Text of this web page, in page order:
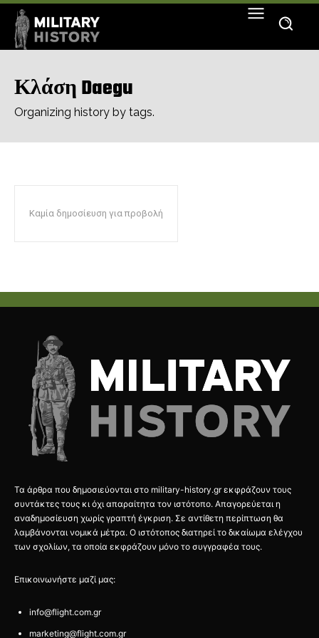
Κλάση Daegu
Organizing history by tags.
Καμία δημοσίευση για προβολή
Τα άρθρα που δημοσιεύονται στο military-history.gr εκφράζουν τους
συντάκτες τους κι όχι απαραίτητα τον ιστότοπο. Απαγορεύεται η
αναδημοσίευση χωρίς γραπτή έγκριση. Σε αντίθετη περίπτωση θα
λαμβάνονται νομικά μέτρα. Ο ιστότοπος διατηρεί το δικαίωμα ελέγχου
των σχολίων, τα οποία εκφράζουν μόνο το συγγραφέα τους.
Επικοινωνήστε μαζί μας:
info@flight.com.gr
marketing@flight.com.gr